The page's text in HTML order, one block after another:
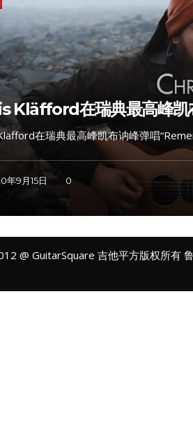
Kläfford在瑞典最高峰
在瑞典最高峰凯布讷峰弹唱
年9月15日 0
@ GuitarSquare 吉他平方版权所有